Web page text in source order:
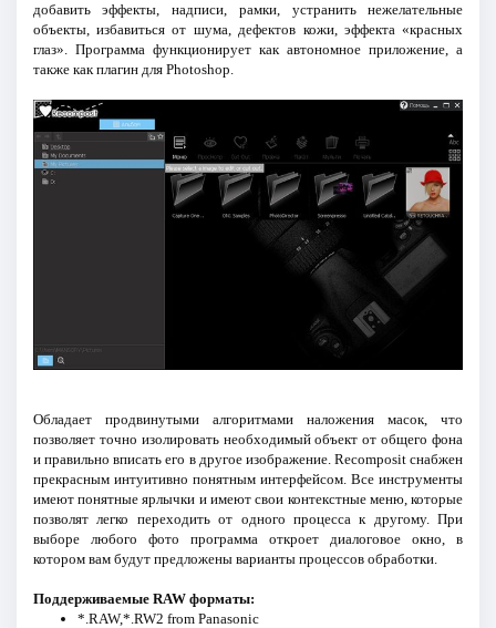
добавить эффекты, надписи, рамки, устранить нежелательные
объекты, избавиться от шума, дефектов кожи, эффекта «красных
глаз». Программа функционирует как автономное приложение, а
также как плагин для Photoshop.
Обладает продвинутыми алгоритмами наложения масок, что
позволяет точно изолировать необходимый объект от общего фона
и правильно вписать его в другое изображение. Recomposit снабжен
прекрасным интуитивно понятным интерфейсом. Все инструменты
имеют понятные ярлычки и имеют свои контекстные меню, которые
позволят легко переходить от одного процесса к другому. При
выборе любого фото программа откроет диалоговое окно, в
котором вам будут предложены варианты процессов обработки.
Поддерживаемые RAW форматы:
*.RAW,*.RW2 from Panasonic